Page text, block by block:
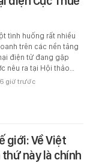
tình huống rất nhiều
trên các nền tảng
điện tử đang gặp
nêu ra tại Hội thảo…
6 giờ trước
giới: Về Việt
thứ này là chính